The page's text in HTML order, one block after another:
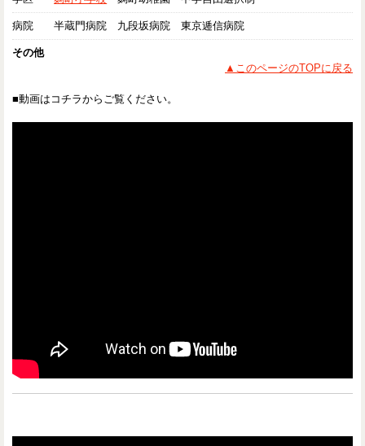
病院 半蔵門病院 九段坂病院 東京逓信病院
その他
▲このページのTOPに戻る
■動画はコチラからご覧ください。